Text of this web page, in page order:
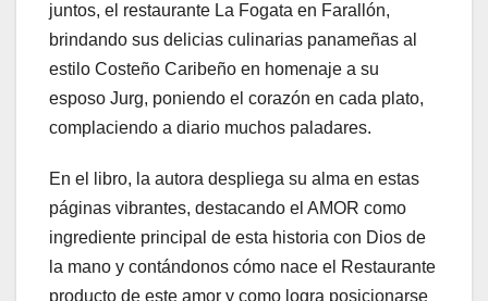
juntos, el restaurante La Fogata en Farallón,
brindando sus delicias culinarias panameñas al
estilo Costeño Caribeño en homenaje a su
esposo Jurg, poniendo el corazón en cada plato,
complaciendo a diario muchos paladares.
En el libro, la autora despliega su alma en estas
páginas vibrantes, destacando el AMOR como
ingrediente principal de esta historia con Dios de
la mano y contándonos cómo nace el Restaurante
producto de este amor y como logra posicionarse